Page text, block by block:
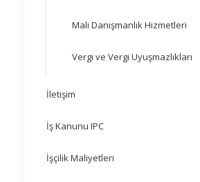
Mali Danışmanlık Hizmetleri
Vergi ve Vergi Uyuşmazlıkları
İletişim
İş Kanunu IPC
İşçilik Maliyetleri